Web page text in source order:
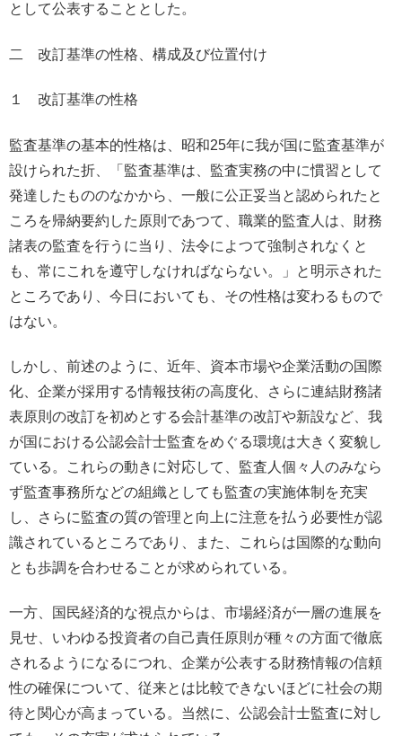
として公表することとした。
二 改訂基準の性格、構成及び位置付け
１ 改訂基準の性格
監査基準の基本的性格は、昭和25年に我が国に監査基準が
設けられた折、「監査基準は、監査実務の中に慣習として
発達したもののなかから、一般に公正妥当と認められたと
ころを帰納要約した原則であつて、職業的監査人は、財務
諸表の監査を行うに当り、法令によつて強制されなくと
も、常にこれを遵守しなければならない。」と明示された
ところであり、今日においても、その性格は変わるもので
はない。
しかし、前述のように、近年、資本市場や企業活動の国際
化、企業が採用する情報技術の高度化、さらに連結財務諸
表原則の改訂を初めとする会計基準の改訂や新設など、我
が国における公認会計士監査をめぐる環境は大きく変貌し
ている。これらの動きに対応して、監査人個々人のみなら
ず監査事務所などの組織としても監査の実施体制を充実
し、さらに監査の質の管理と向上に注意を払う必要性が認
識されているところであり、また、これらは国際的な動向
とも歩調を合わせることが求められている。
一方、国民経済的な視点からは、市場経済が一層の進展を
見せ、いわゆる投資者の自己責任原則が種々の方面で徹底
されるようになるにつれ、企業が公表する財務情報の信頼
性の確保について、従来とは比較できないほどに社会の期
待と関心が高まっている。当然に、公認会計士監査に対し